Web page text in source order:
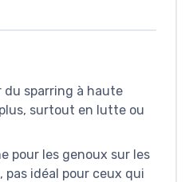
sparring à haute
surtout en lutte ou
pour les genoux sur les
pas idéal pour ceux qui